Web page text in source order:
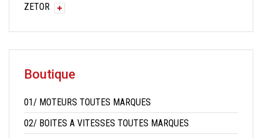
ZETOR
Boutique
01/ MOTEURS TOUTES MARQUES
02/ BOITES A VITESSES TOUTES MARQUES